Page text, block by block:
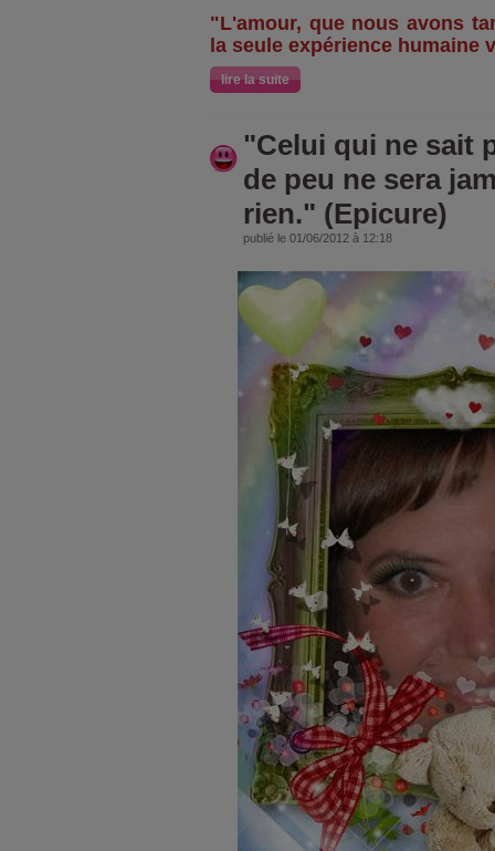
"L'amour, que nous avons
la seule expérience humaine
lire la suite
"Celui qui ne sait
de peu ne sera
rien." (Epicure)
publié le 01/06/2012 à 12:18